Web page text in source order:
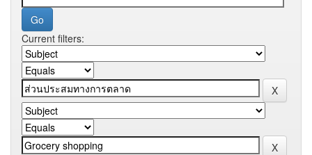
Current filters: